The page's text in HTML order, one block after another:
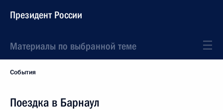
Президент России
Материалы по выбранной теме
События
Поездка в Барнаул